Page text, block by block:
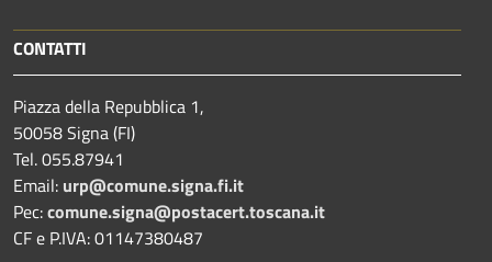
CONTATTI
Piazza della Repubblica 1,
50058 Signa (FI)
Tel. 055.87941
Email: urp@comune.signa.fi.it
Pec:comune.signa@postacert.toscana.it
CF e P.IVA: 01147380487